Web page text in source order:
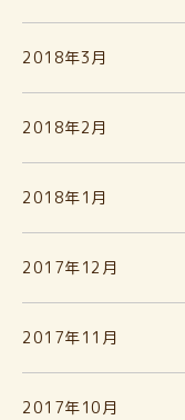
2018年3月
2018年2月
2018年1月
2017年12月
2017年11月
2017年10月